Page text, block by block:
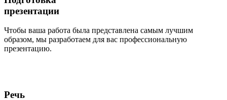
презентации
Чтобы ваша работа была представлена самым лучшим
образом, мы разработаем для вас профессиональную
презентацию.
Речь